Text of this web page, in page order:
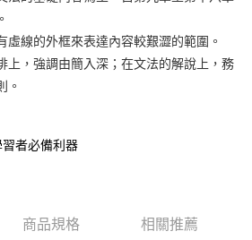
以上)免運費
以上)免運費
虛線的外框來表達內容較艱澀的範圍。
上，強調由簡入深；在文法的解說上，務
。
者必備利器
商品規格 相關推薦